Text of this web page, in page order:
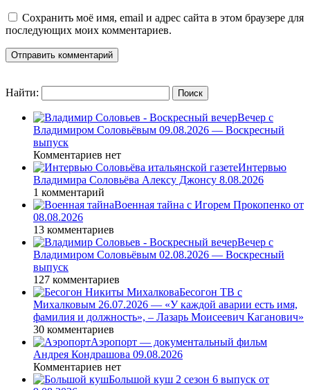
Сохранить моё имя, email и адрес сайта в этом браузере для
последующих моих комментариев.
Найти:
Вечер с
Владимиром Соловьёвым 09.08.2026 — Воскресный
выпуск
Комментариев нет
Интервью
Владимира Соловьёва Алексу Джонсу 8.08.2026
1 комментарий
Военная тайна с Игорем Прокопенко от
08.08.2026
13 комментариев
Вечер с
Владимиром Соловьёвым 02.08.2026 — Воскресный
выпуск
127 комментариев
Бесогон ТВ с
Михалковым 26.07.2026 — «У каждой аварии есть имя,
фамилия и должность», – Лазарь Моисеевич Каганович»
30 комментариев
Аэропорт — документальный фильм
Андрея Кондрашова 09.08.2026
Комментариев нет
Большой куш 2 сезон 6 выпуск от